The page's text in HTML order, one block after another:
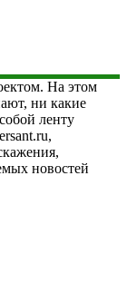
На этом
ни какие
ленту
новостей